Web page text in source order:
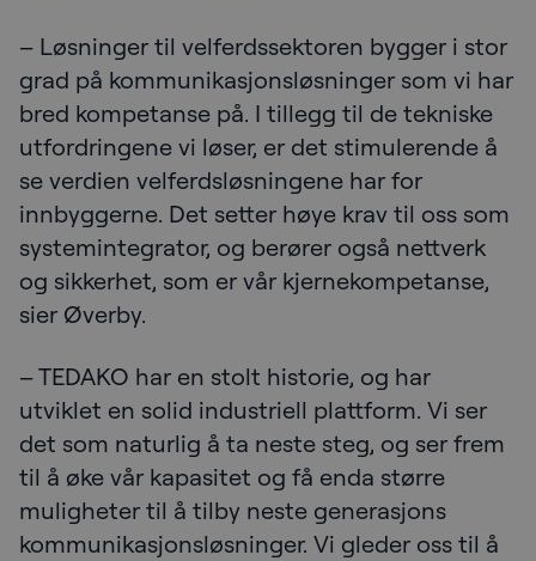
– Løsninger til velferdssektoren bygger i stor
grad på kommunikasjonsløsninger som vi har
bred kompetanse på. I tillegg til de tekniske
utfordringene vi løser, er det stimulerende å
se verdien velferdsløsningene har for
innbyggerne. Det setter høye krav til oss som
systemintegrator, og berører også nettverk
og sikkerhet, som er vår kjernekompetanse,
sier Øverby.
– TEDAKO har en stolt historie, og har
utviklet en solid industriell plattform. Vi ser
det som naturlig å ta neste steg, og ser frem
til å øke vår kapasitet og få enda større
muligheter til å tilby neste generasjons
kommunikasjonsløsninger. Vi gleder oss til å